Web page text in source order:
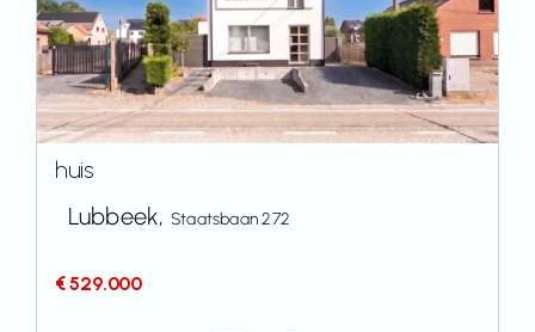
huis
Lubbeek, Staatsbaan 272
€ 529.000